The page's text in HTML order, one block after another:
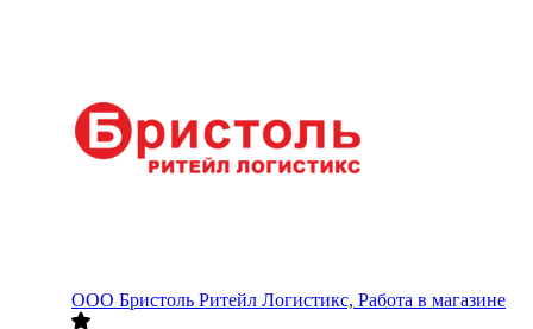
ООО Бристоль Ритейл Логистикс, Работа в магазине